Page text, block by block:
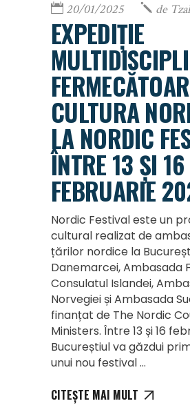
20/01/2025 de
EXPEDIȚIE
CULTURA
LA NORDIC
ÎNTRE 13 ȘI 16
FEBRUARIE
Nordic Festival este un
cultural realizat de
țărilor nordice la
Danemarcei, Ambasada
Consulatul Islandei,
Norvegiei și Ambasada
finanțat de The Nordic
Ministers. Între 13 și 16
Bucureștiul va găzdui
unui nou festival
CITEȘTE MAI MULT